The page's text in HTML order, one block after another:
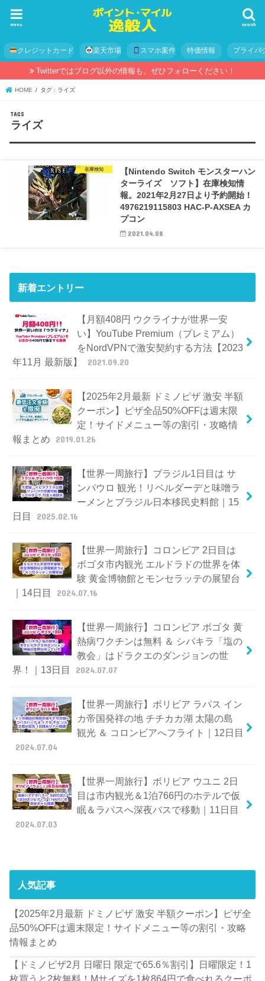
search
menu
クレジットカード 楽天市場 スマホ案件 特価情報 プライバ
Twitterではブログ以外の情報も。ぜひフォローください！
HOME タグ : ライズ
ライズ
在庫検知
【Nintendo Switch モンスターハン
ターライズ ソフト】在庫検知情
報。2021年2月27日より予約開始！
4976219115803 HAC-P-AXSEA カ
プコン
2021.04.08
新着エントリー
【月額408円 ウクライナが世界一安
い】YouTube Premium（プレミアム）
をNordVPNで激安契約する方法【2023
年11月 最新版】
2021.09.20
【2025年2月最新 ドミノピザ 激安 半額
クーポン】ピザ全品50%OFFは週末限
定！サイドメニュー等の割引・攻略情
報まとめ
2019.01.26
【世界一周旅行】ブラジル1日目は サ
ンパウロ 観光！リベルダーデと味噌ラ
ーメンとブラジル日本移民史料館｜15
日目
2025.02.16
【世界一周旅行】コロンビア 2日目は
ボゴタ市内観光 エルドラドの世界を体
験 黄金博物館とモンセラッテの展望台
｜14日目
2024.07.16
【世界一周旅行】コロンビア ボゴタ 黄
熱病ワクチンは無料 ＆ シパキラ「塩の
教会」はドラクエのダンジョンの世
界！｜13日目
2024.07.07
【世界一周旅行】ボリビア ラパス イン
カ帝国発祥の地 チチカカ湖 太陽の島
観光 ＆ コロンビアへフライト｜12日目
2024.07.04
【世界一周旅行】ボリビア ウユニ 2日
目は市内観光＆1泊766円のホテルで仮
眠＆ラパスへ深夜バスで移動｜11日目
2024.07.03
人気記事
【2025年2月最新 ドミノピザ 激安 半額クーポン】ピザ全
品50%OFFは週末限定！サイドメニュー等の割引・攻略
情報まとめ
【ドミノピザ2月 日曜日 限定で65.6％割引】日曜限定！1
枚買うと2枚無料！Mサイズを1枚864円で食べれるクーポ